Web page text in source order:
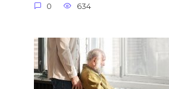
0 634